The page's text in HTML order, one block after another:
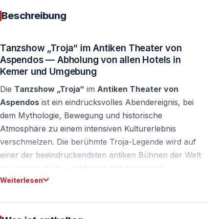
Beschreibung
Tanzshow „Troja“ im Antiken Theater von
Aspendos — Abholung von allen Hotels in
Kemer und Umgebung
Die Tanzshow „Troja“ im Antiken Theater von
Aspendos ist ein eindrucksvolles Abendereignis, bei
dem Mythologie, Bewegung und historische
Atmosphäre zu einem intensiven Kulturerlebnis
verschmelzen. Die berühmte Troja-Legende wird auf
einer der beeindruckendsten antiken Bühnen der Welt
Rücktransfer von allen Hotels in Kemer und den
Weiterlesen